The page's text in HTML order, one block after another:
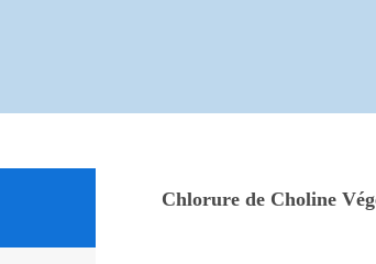
Chlorure de Choline